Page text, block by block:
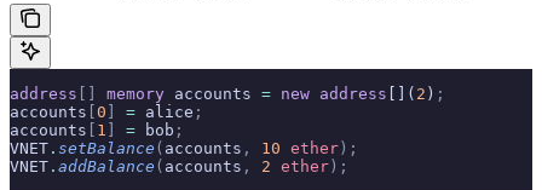
address [] memory accounts = new address []( 2 ) ;
accounts [0 ] = alice ;
accounts [ 1 ] = bob ;
VNET . setBalance ( accounts , 10 ether);
VNET . addBalance ( accounts , 2 ether);